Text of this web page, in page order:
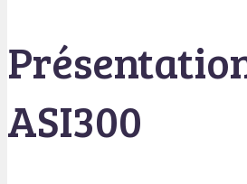
ASI300